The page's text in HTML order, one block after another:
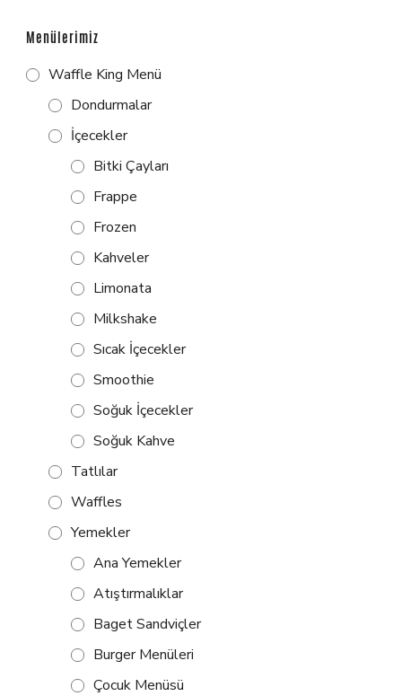
Menülerimiz
Waffle King Menü
Dondurmalar
İçecekler
Bitki Çayları
Frappe
Frozen
Kahveler
Limonata
Milkshake
Sıcak İçecekler
Smoothie
Soğuk İçecekler
Soğuk Kahve
Tatlılar
Waffles
Yemekler
Ana Yemekler
Atıştırmalıklar
Baget Sandviçler
Burger Menüleri
Çocuk Menüsü